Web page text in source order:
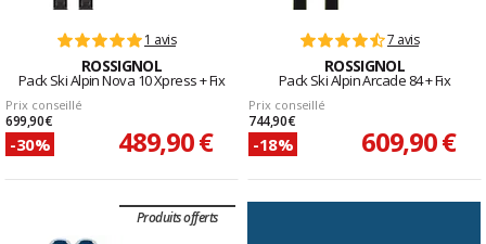
1 avis
ROSSIGNOL
Pack Ski Alpin Nova 10 Xpress + Fix
Prix conseillé
699,90 €
-30% 489,90 €
7 avis
ROSSIGNOL
Pack Ski Alpin Arcade 84 + Fix
Prix conseillé
744,90 €
-18% 609,90 €
Produits offerts